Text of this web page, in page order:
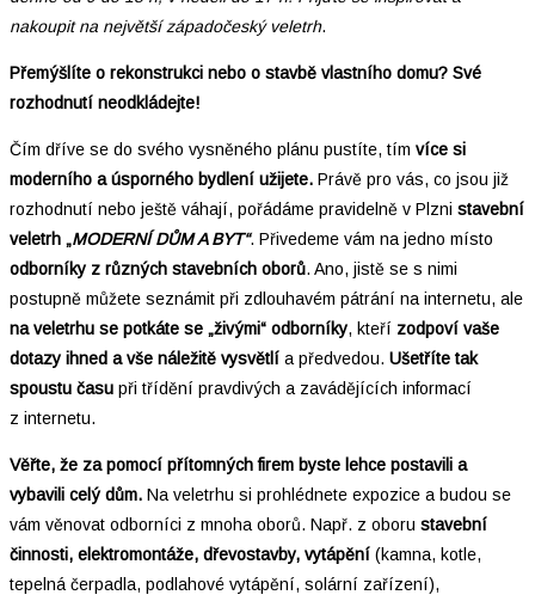
nakoupit na největší západočeský veletrh.
Přemýšlíte o rekonstrukci nebo o stavbě vlastního domu? Své
rozhodnutí neodkládejte!
Čím dříve se do svého vysněného plánu pustíte, tím více si
moderního a úsporného bydlení užijete. Právě pro vás, co jsou již
rozhodnutí nebo ještě váhají, pořádáme pravidelně v Plzni stavební
veletrh „MODERNÍ DŮM A BYT“. Přivedeme vám na jedno místo
odborníky z různých stavebních oborů. Ano, jistě se s nimi
postupně můžete seznámit při zdlouhavém pátrání na internetu, ale
na veletrhu se potkáte se „živými“ odborníky, kteří zodpoví vaše
dotazy ihned a vše náležitě vysvětlí a předvedou. Ušetříte tak
spoustu času při třídění pravdivých a zavádějících informací
z internetu.
Věřte, že za pomocí přítomných firem byste lehce postavili a
vybavili celý dům. Na veletrhu si prohlédnete expozice a budou se
vám věnovat odborníci z mnoha oborů. Např. z oboru stavební
činnosti, elektromontáže, dřevostavby, vytápění (kamna, kotle,
tepelná čerpadla, podlahové vytápění, solární zařízení),